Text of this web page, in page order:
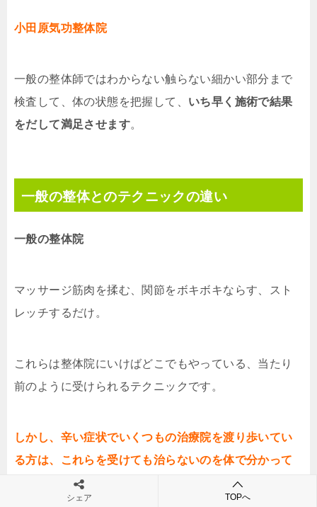
小田原気功整体院
一般の整体師ではわからない触らない細かい部分まで
検査して、体の状態を把握して、 いち早く施術で結果
をだして満足させます。
一般の整体とのテクニックの違い
一般の整体院
マッサージ筋肉を揉む、関節をボキボキならす、スト
レッチするだけ。
これらは整体院にいけばどこでもやっている、当たり
前のように受けられるテクニックです。
しかし、辛い症状でいくつもの治療院を渡り歩いてい
る方は、これらを受けても治らないのを体で分かって
シェア TOPへ